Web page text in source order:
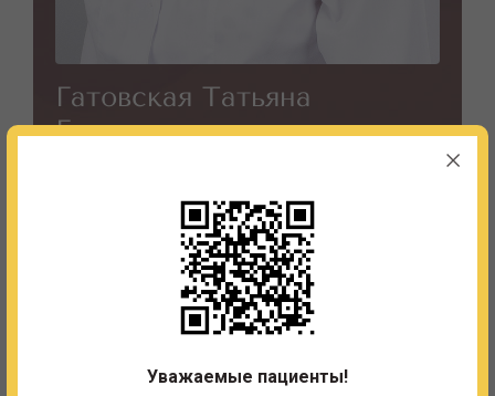
Гатовская Татьяна
Борисовна
8 (495) 987-91-05; 8 (495) 987-97-37
Пн. - Пт. с 08:00 - 17:00
Врач-лечебник
Лечебное дело
Кабинет ультразвуковой диагностики
Уважаемые пациенты!